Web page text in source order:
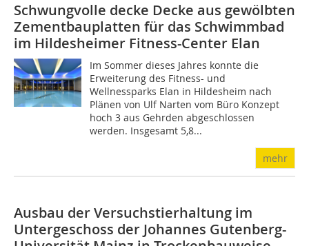
Schwungvolle decke Decke aus gewölbten
Zementbauplatten für das Schwimmbad
im Hildesheimer Fitness-Center Elan
Im Sommer dieses Jahres konnte die
Erweiterung des Fitness- und
Wellnessparks Elan in Hildesheim nach
Plänen von Ulf Narten vom Büro Konzept
hoch 3 aus Gehrden abgeschlossen
werden. Insgesamt 5,8...
mehr
Ausbau der Versuchstierhaltung im
Untergeschoss der Johannes Gutenberg-